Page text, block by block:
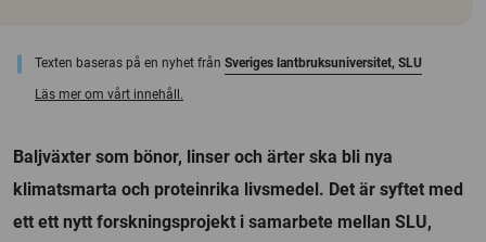
Texten baseras på en nyhet från Sveriges lantbruksuniversitet, SLU
Läs mer om vårt innehåll.
Baljväxter som bönor, linser och ärter ska bli nya
klimatsmarta och proteinrika livsmedel. Det är syftet med
ett ett nytt forskningsprojekt i samarbete mellan SLU,